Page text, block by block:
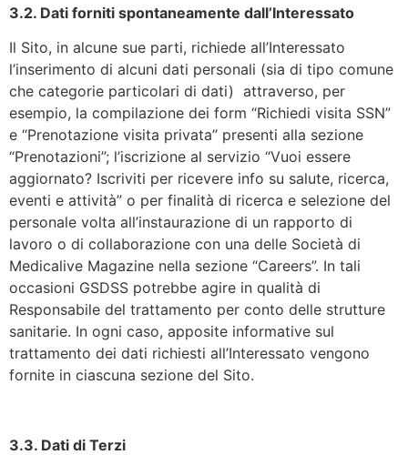
3.2. Dati forniti spontaneamente dall’Interessato
Il Sito, in alcune sue parti, richiede all’Interessato
l’inserimento di alcuni dati personali (sia di tipo comune
che categorie particolari di dati) attraverso, per
esempio, la compilazione dei form “Richiedi visita SSN”
e “Prenotazione visita privata” presenti alla sezione
“Prenotazioni”; l’iscrizione al servizio “Vuoi essere
aggiornato? Iscriviti per ricevere info su salute, ricerca,
eventi e attività” o per finalità di ricerca e selezione del
personale volta all’instaurazione di un rapporto di
lavoro o di collaborazione con una delle Società di
Medicalive Magazine nella sezione “Careers”. In tali
occasioni GSDSS potrebbe agire in qualità di
Responsabile del trattamento per conto delle strutture
sanitarie. In ogni caso, apposite informative sul
trattamento dei dati richiesti all’Interessato vengono
fornite in ciascuna sezione del Sito.
3.3. Dati di Terzi